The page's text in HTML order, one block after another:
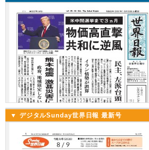
▼ デジタルSunday世界日報 最新号